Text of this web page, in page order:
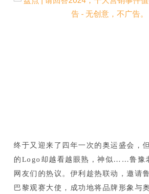
终于又迎来了四年一次的奥运盛会，
的Logo却越看越眼熟，神似……鲁豫
网友们的热议。 伊利趁热联动，邀请
巴黎观赛大使，成功地将品牌形象与